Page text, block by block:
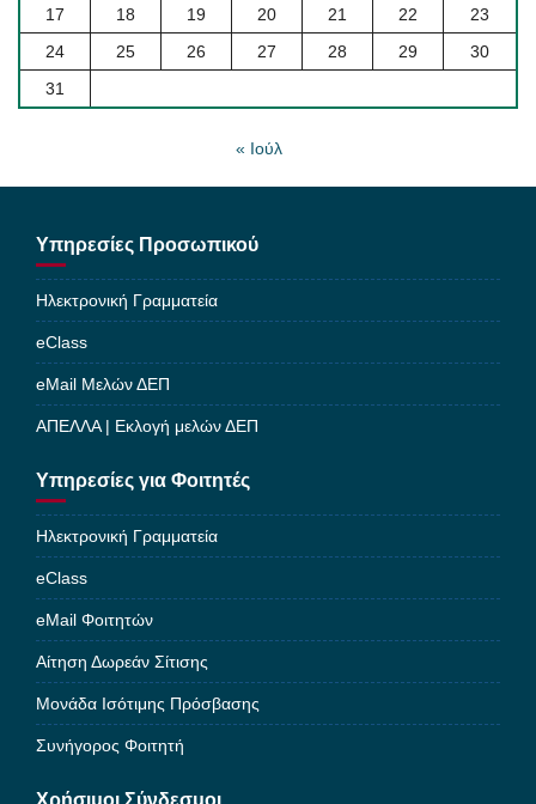
17
18 19 20 21 22
23
24
25 26 27 28 29
30
31
« Ιούλ
Υπηρεσίες Προσωπικού
Ηλεκτρονική Γραμματεία
eClass
eMail Μελών ΔΕΠ
ΑΠΕΛΛΑ | Εκλογή μελών ΔΕΠ
Υπηρεσίες για Φοιτητές
Ηλεκτρονική Γραμματεία
eClass
eMail Φοιτητών
Αίτηση Δωρεάν Σίτισης
Μονάδα Ισότιμης Πρόσβασης
Συνήγορος Φοιτητή